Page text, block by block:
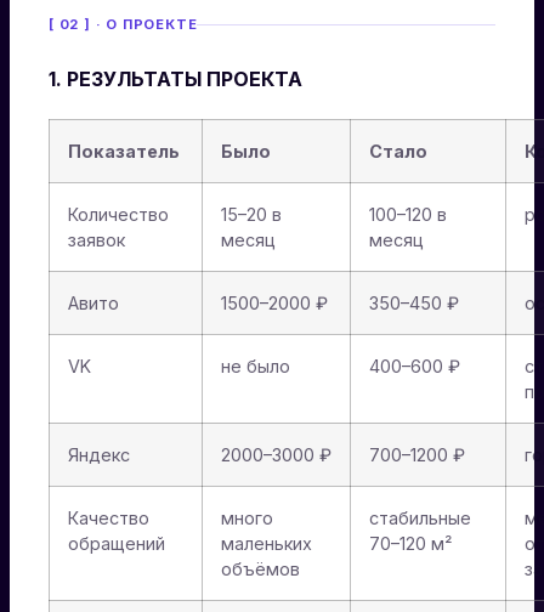
[ 02 ] · О ПРОЕКТЕ
1. РЕЗУЛЬТАТЫ ПРОЕКТА
Показатель Было Стало
Количество
заявок
15–20 в
месяц
100–120 в
месяц
Авито 1500–2000 ₽ 350–450 ₽
VK не было 400–600 ₽
Яндекс 2000–3000 ₽ 700–1200 ₽
Качество
обращений
много
маленьких
объёмов
стабильные
70–120 м²